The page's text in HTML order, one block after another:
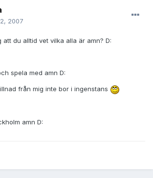
2007
att du alltid vet vilka alla är amn? D:
spela med amn D:
från mig inte bor i ingenstans
amn D: